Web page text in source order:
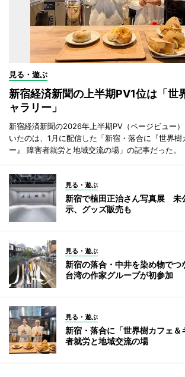
見る・遊ぶ
新宿経済新聞の上半期PV1位は「世
ャラリー」
新宿経済新聞の2026年上半期PV（ページビュー
いたのは、1月に配信した「新宿・落合に『世界樹
ー』 障害者就労と地域交流の場」の記事だった。
見る・遊ぶ
新宿で植田正治さん写真展 未
示、グッズ販売も
見る・遊ぶ
新宿の落合・中井を染め物で
台湾の作家グループが初参加
見る・遊ぶ
新宿・落合に「世界樹カフェ
者就労と地域交流の場